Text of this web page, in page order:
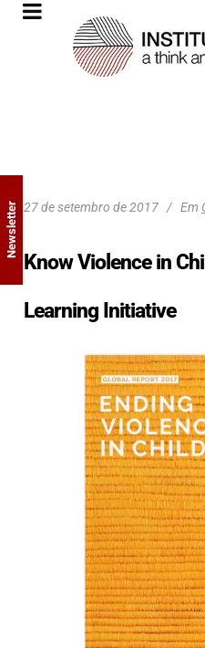
27 de setembro de 2017 Em
Know Violence in
Learning Initiative
Newsletter